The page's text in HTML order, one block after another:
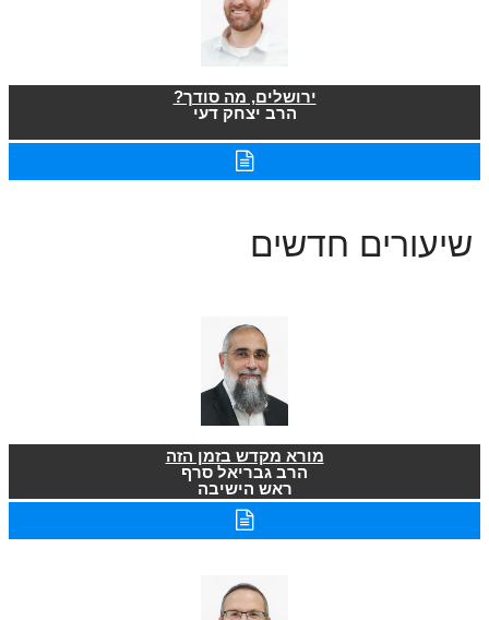
ירושלים, מה סודך?
הרב יצחק דעי
שיעורים חדשים
מורא מקדש בזמן הזה
הרב גבריאל סרף
ראש הישיבה